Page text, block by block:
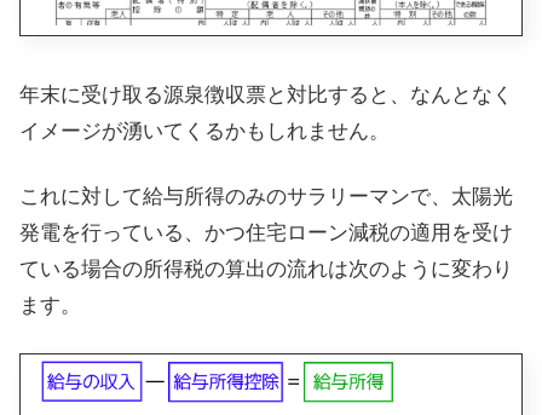
年末に受け取る源泉徴収票と対比すると、なんとなく
イメージが湧いてくるかもしれません。
これに対して給与所得のみのサラリーマンで、太陽光
発電を行っている、かつ住宅ローン減税の適用を受け
ている場合の所得税の算出の流れは次のように変わり
ます。